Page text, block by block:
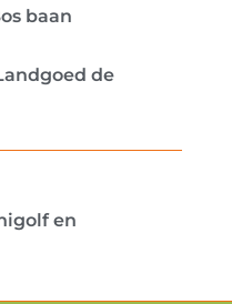
baan
de
en